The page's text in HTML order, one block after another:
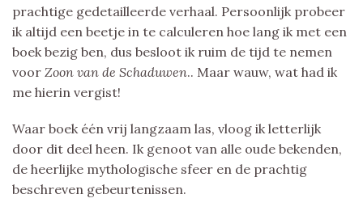
prachtige gedetailleerde verhaal. Persoonlijk probeer
ik altijd een beetje in te calculeren hoe lang ik met een
boek bezig ben, dus besloot ik ruim de tijd te nemen
voor Zoon van de Schaduwen.. Maar wauw, wat had ik
me hierin vergist!
Waar boek één vrij langzaam las, vloog ik letterlijk
door dit deel heen. Ik genoot van alle oude bekenden,
de heerlijke mythologische sfeer en de prachtig
beschreven gebeurtenissen.